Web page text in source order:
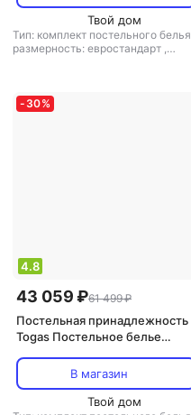
Твой дом
Тип: комплект постельного белья
размерность: евростандарт ,
- 30%
4.8
43 059 ₽61 499 ₽
Постельная принадлежность
Togas Постельное белье
1006.00488В магазин
Твой дом